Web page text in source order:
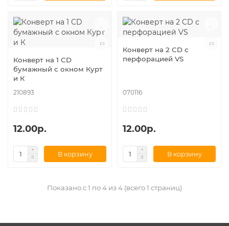
Конверт на 1 CD
бумажный с окном Курт
и К
210893
12.00р.
В корзину
Конверт на 2 CD с
перфорацией VS
070116
12.00р.
В корзину
Показано с 1 по 4 из 4 (всего 1 страниц)